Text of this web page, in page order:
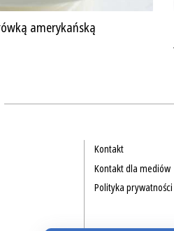
amerykańską
Kontakt
Kontakt dla mediów
Polityka prywatności